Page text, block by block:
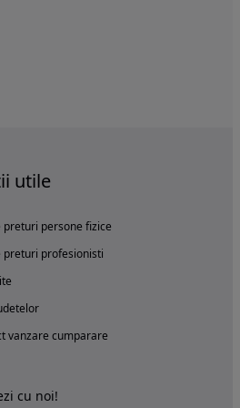
utile
preturi persone fizice
preturi profesionisti
vanzare cumparare
cu noi!